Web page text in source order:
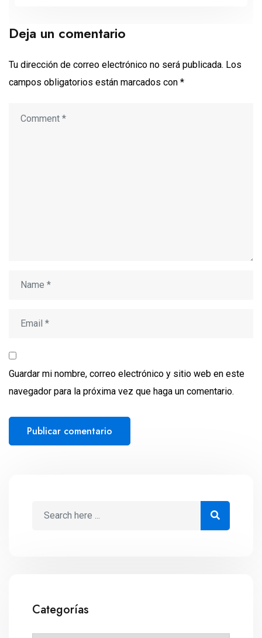
Deja un comentario
Tu dirección de correo electrónico no será publicada. Los
campos obligatorios están marcados con *
Guardar mi nombre, correo electrónico y sitio web en este
navegador para la próxima vez que haga un comentario.
Categorías